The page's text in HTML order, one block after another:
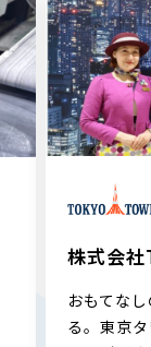
株式会
おもてな
る。東京